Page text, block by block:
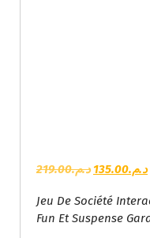
د.م.219.00
L
P
R
د.م.135.00
L
Jeu De Société
Fun Et Suspense